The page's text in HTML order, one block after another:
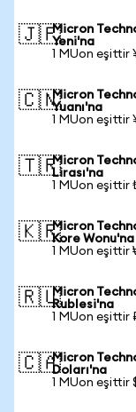
🇯🇵Micron
Yeni'na
1 MUon eşittir
🇨🇳Micron
Yuanı'na
1 MUon eşittir
🇹🇷Micron
Lirası'na
1 MUon eşittir
🇰🇷Micron
Kore Wonu'na
1 MUon eşittir
🇷🇺Micron
Rublesi'na
1 MUon eşittir
🇨🇦Micron
Doları'na
1 MUon eşittir